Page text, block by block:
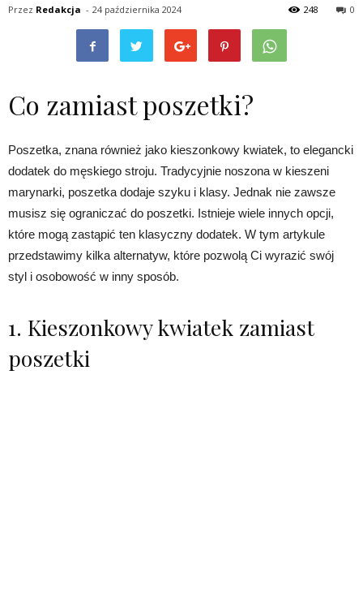
Przez Redakcja - 24 października 2024 0
248
Co zamiast poszetki?
Poszetka, znana również jako kieszonkowy kwiatek, to elegancki
dodatek do męskiego stroju. Tradycyjnie noszona w kieszeni
marynarki, poszetka dodaje szyku i klasy. Jednak nie zawsze
musisz się ograniczać do poszetki. Istnieje wiele innych opcji,
które mogą zastąpić ten klasyczny dodatek. W tym artykule
przedstawimy kilka alternatyw, które pozwolą Ci wyrazić swój
styl i osobowość w inny sposób.
1. Kieszonkowy kwiatek zamiast
poszetki